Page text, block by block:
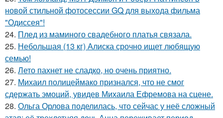
новой стильной фотосессии GQ для выхода фильма
"Одиссея"!
24. Плед из маминого свадебного платья связала.
25. Небольшая (13 кг) Алиска срочно ищет любящую
семью!
26. Лето пахнет не сладко, но очень приятно.
27. Михаил полицеймако признался, что не смог
сдержать эмоций, увидев Михаила Ефремова на сцене.
28. Ольга Орлова поделилась, что сейчас у неё сложный